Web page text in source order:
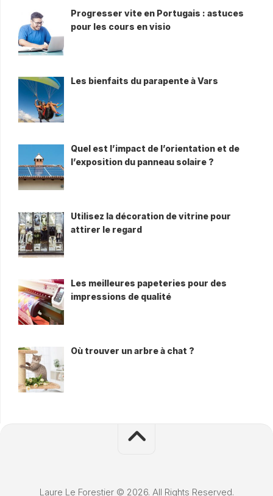
Progresser vite en Portugais : astuces
pour les cours en visio
Les bienfaits du parapente à Vars
Quel est l’impact de l’orientation et de
l’exposition du panneau solaire ?
Utilisez la décoration de vitrine pour
attirer le regard
Les meilleures papeteries pour des
impressions de qualité
Où trouver un arbre à chat ?
Laure Le Forestier © 2026. All Rights Reserved.